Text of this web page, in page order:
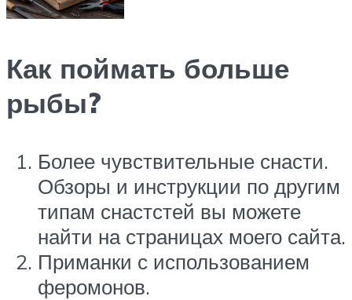
Как поймать больше
рыбы?
Более чувствительные снасти.
Обзоры и инструкции по другим
типам снастстей вы можете
найти на страницах моего сайта.
Приманки с использованием
феромонов.